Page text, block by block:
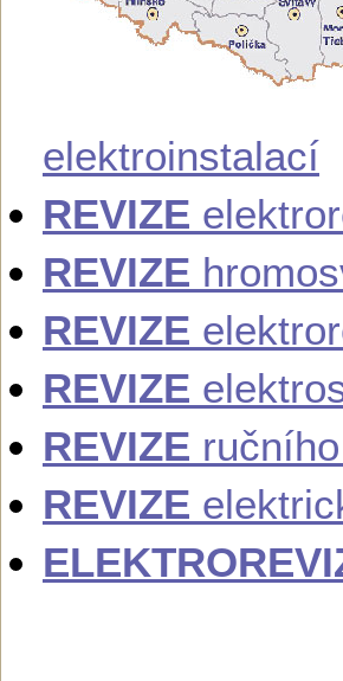
elektroinstalací
REVIZE
REVIZE
REVIZE
REVIZE
REVIZE
REVIZE